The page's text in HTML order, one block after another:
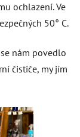
ochlazení. Ve
50° C.
nám povedlo
čističe, my jím